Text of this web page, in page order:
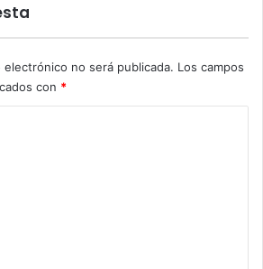
no será publicada. Los campos
con *